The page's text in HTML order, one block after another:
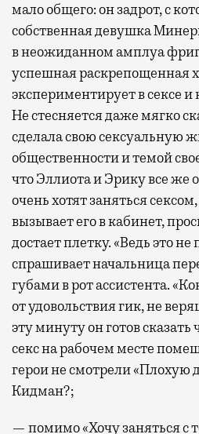
мало общего: он задрот, с
собственная девушка
в неожиданном амплуа
успешная раскрепощенная
экспериментирует в сексе и
Не стесняется даже мягко
сделала свою сексуальную
общественности и темой
что Эллиота и Эрику все же
очень хотят заняться
вызывает его в кабинет,
достает плетку. «Ведь это
спрашивает начальница
губами в рот ассистента.
от удовольствия гик, не
эту минуту он готов сказать
секс на рабочем месте
герои не смотрели «Плохую
Кидман?;
— помимо «Хочу заняться с